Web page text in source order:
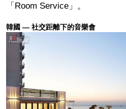
「Room Service」。
韓國 — 社交距離下的音樂會